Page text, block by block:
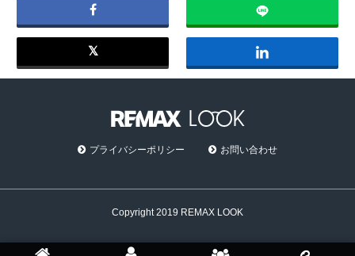
プライバシーポリシー お問い合わせ
Copyright 2019 REMAX LOOK